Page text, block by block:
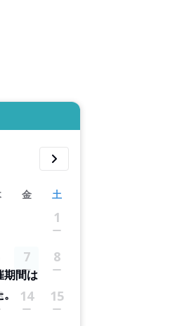
金 土
1
7 8
14 15
期間は